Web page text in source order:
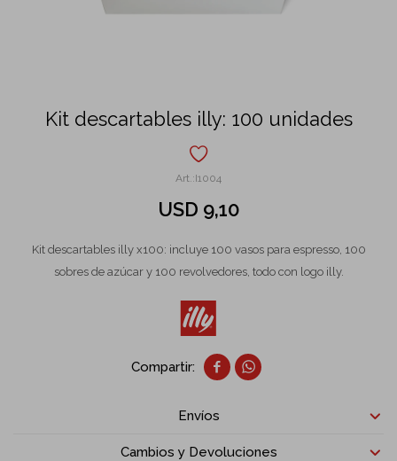
Kit descartables illy: 100 unidades
I1004
USD 9,10
Kit descartables illy x100: incluye 100 vasos para espresso, 100
sobres de azúcar y 100 revolvedores, todo con logo illy.
 
Envíos
Cambios y Devoluciones